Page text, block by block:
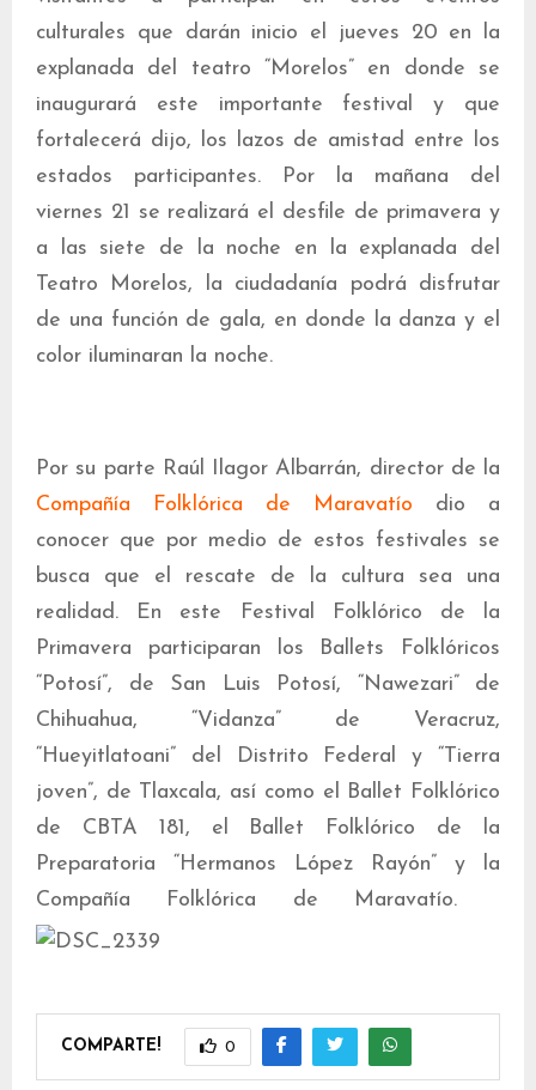
culturales que darán inicio el jueves 20 en la
explanada del teatro “Morelos” en donde se
inaugurará este importante festival y que
fortalecerá dijo, los lazos de amistad entre los
estados participantes. Por la mañana del
viernes 21 se realizará el desfile de primavera y
a las siete de la noche en la explanada del
Teatro Morelos, la ciudadanía podrá disfrutar
de una función de gala, en donde la danza y el
color iluminaran la noche.
Por su parte Raúl Ilagor Albarrán, director de la
Compañía Folklórica de Maravatío dio a
conocer que por medio de estos festivales se
busca que el rescate de la cultura sea una
realidad. En este Festival Folklórico de la
Primavera participaran los Ballets Folklóricos
“Potosí”, de San Luis Potosí, “Nawezari” de
Chihuahua, “Vidanza” de Veracruz,
“Hueyitlatoani” del Distrito Federal y “Tierra
joven”, de Tlaxcala, así como el Ballet Folklórico
de CBTA 181, el Ballet Folklórico de la
Preparatoria “Hermanos López Rayón” y la
Compañía Folklórica de Maravatío.
COMPARTE! 0